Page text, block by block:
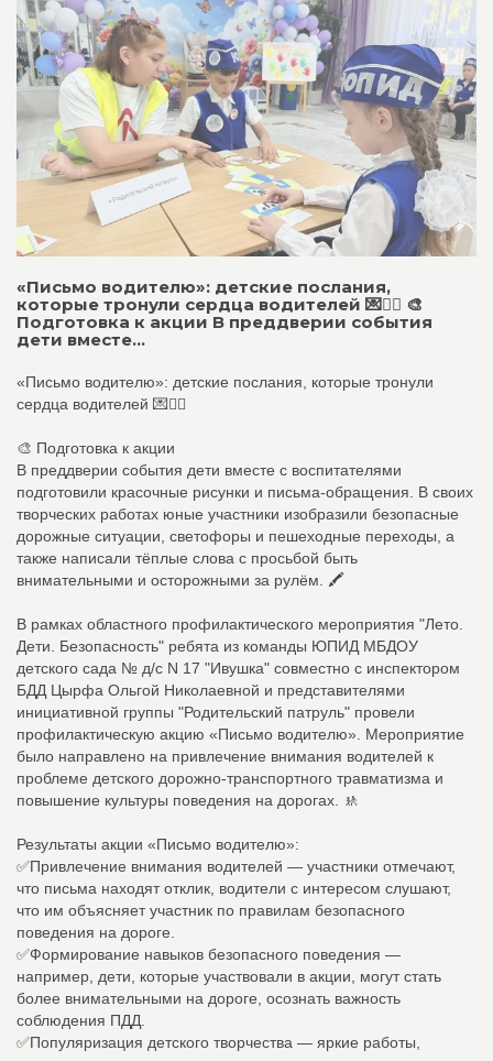
«Письмо водителю»: детские послания,
которые тронули сердца водителей 💌👮‍♂️ 🎨
Подготовка к акции В преддверии события
дети вместе...
«Письмо водителю»: детские послания, которые тронули
сердца водителей 💌👮‍♂️
🎨 Подготовка к акции
В преддверии события дети вместе с воспитателями
подготовили красочные рисунки и письма-обращения. В своих
творческих работах юные участники изобразили безопасные
дорожные ситуации, светофоры и пешеходные переходы, а
также написали тёплые слова с просьбой быть
внимательными и осторожными за рулём. 🖍️
В рамках областного профилактического мероприятия "Лето.
Дети. Безопасность" ребята из команды ЮПИД МБДОУ
детского сада № д/с N 17 "Ивушка" совместно с инспектором
БДД Цырфа Ольгой Николаевной и представителями
инициативной группы "Родительский патруль" провели
профилактическую акцию «Письмо водителю». Мероприятие
было направлено на привлечение внимания водителей к
проблеме детского дорожно-транспортного травматизма и
повышение культуры поведения на дорогах. 🚸
Результаты акции «Письмо водителю»:
✅Привлечение внимания водителей — участники отмечают,
что письма находят отклик, водители с интересом слушают,
что им объясняет участник по правилам безопасного
поведения на дороге.
✅Формирование навыков безопасного поведения —
например, дети, которые участвовали в акции, могут стать
более внимательными на дороге, осознать важность
соблюдения ПДД.
✅Популяризация детского творчества — яркие работы,